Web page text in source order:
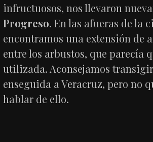
infructuosos, nos llevaron
Progreso. En las afueras de la
encontramos una extensión de
entre los arbustos, que parecía
utilizada. Aconsejamos
enseguida a Veracruz, pero no
hablar de ello.